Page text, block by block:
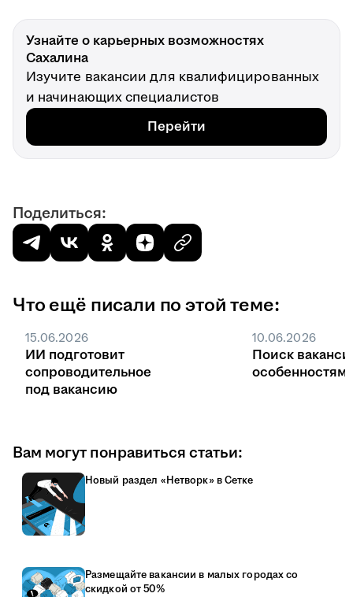
Узнайте о карьерных возможностях
Сахалина
Изучите вакансии для квалифицированных
и начинающих специалистов
Перейти
Поделиться:
Что ещё писали по этой теме:
15.06.2026
ИИ подготовит
сопроводительное
под вакансию
10.06.2026
Поиск
Вам могут понравиться статьи:
Новый раздел «Нетворк» в Сетке
Размещайте вакансии в малых городах со
скидкой от 50%